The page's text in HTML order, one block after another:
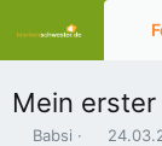
Mein
E
Babsi
E